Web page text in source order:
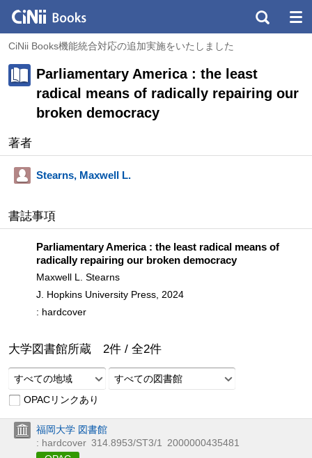
CiNii Books機能統合対応の追加実施をいたしました
Parliamentary America : the least
radical means of radically repairing our
broken democracy
著者
Stearns, Maxwell L.
書誌事項
Parliamentary America : the least radical means of
radically repairing our broken democracy
Maxwell L. Stearns
J. Hopkins University Press, 2024
: hardcover
大学図書館所蔵 2件 / 全2件
すべての地域
すべての図書館
OPACリンクあり
福岡大学 図書館
: hardcover 314.8953/ST3/1
2000000435481